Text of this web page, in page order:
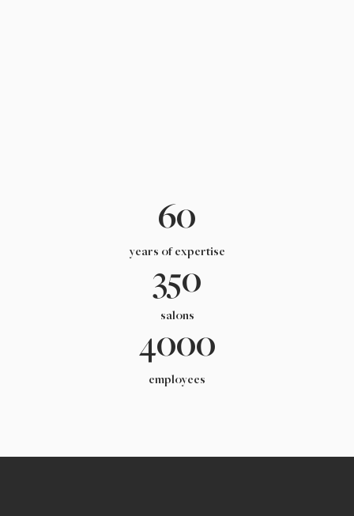
60
years of expertise
350
salons
4000
employees